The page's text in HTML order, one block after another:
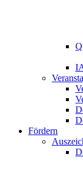
Fördern